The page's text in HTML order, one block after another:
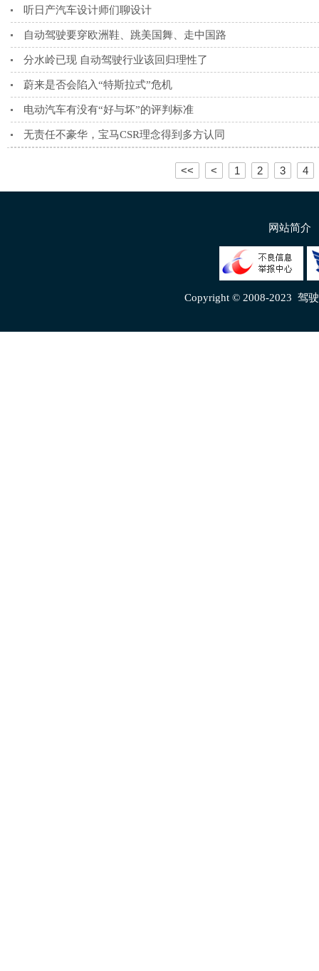
听日产汽车设计师们聊设计
自动驾驶要穿欧洲鞋、跳美国舞、走中国路
分水岭已现 自动驾驶行业该回归理性了
蔚来是否会陷入“特斯拉式”危机
电动汽车有没有“好与坏”的评判标准
无责任不豪华，宝马CSR理念得到多方认同
<< < 1 2 3 4
网站简介
Copyright © 2008-2023 驾